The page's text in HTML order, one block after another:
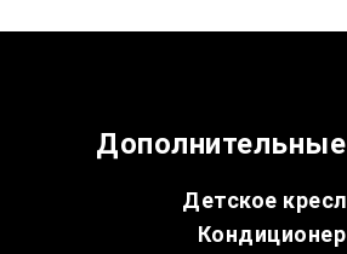
Дополнительные
Детское
Кондиционер